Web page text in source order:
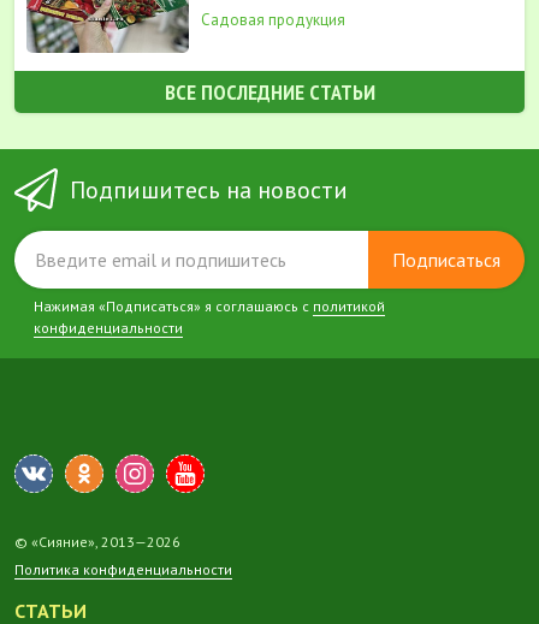
Садовая продукция
ВСЕ ПОСЛЕДНИЕ СТАТЬИ
Подпишитесь на новости
Подписаться
Нажимая «Подписаться» я соглашаюсь с политикой
конфиденциальности
© «Сияние», 2013—2026
Политика конфиденциальности
СТАТЬИ